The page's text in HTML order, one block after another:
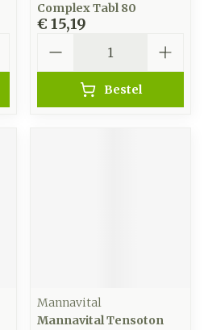
Complex Tabl 80
€ 15,19
Bestel
Mannavital
Mannavital Tensoton